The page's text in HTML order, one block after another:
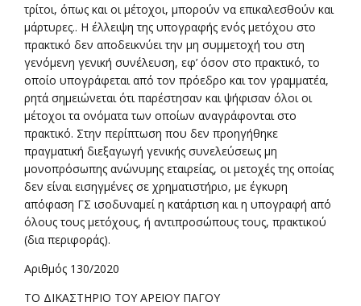
τρίτοι, όπως και οι μέτοχοι, μπορούν να επικαλεσθούν και
μάρτυρες.. Η έλλειψη της υπογραφής ενός μετόχου στο
πρακτικό δεν αποδεικνύει την μη συμμετοχή του στη
γενόμενη γενική συνέλευση, εφ’ όσον στο πρακτικό, το
οποίο υπογράφεται από τον πρόεδρο και τον γραμματέα,
ρητά σημειώνεται ότι παρέστησαν και ψήφισαν όλοι οι
μέτοχοι τα ονόματα των οποίων αναγράφονται στο
πρακτικό. Στην περίπτωση που δεν προηγήθηκε
πραγματική διεξαγωγή γενικής συνελεύσεως μη
μονοπρόσωπης ανώνυμης εταιρείας, οι μετοχές της οποίας
δεν είναι εισηγμένες σε χρηματιστήριο, με έγκυρη
απόφαση ΓΣ ισοδυναμεί η κατάρτιση και η υπογραφή από
όλους τους μετόχους, ή αντιπροσώπους τους, πρακτικού
(δια περιφοράς).
Αριθμός 130/2020
ΤΟ ΔΙΚΑΣΤΗΡΙΟ ΤΟΥ ΑΡΕΙΟΥ ΠΑΓΟΥ